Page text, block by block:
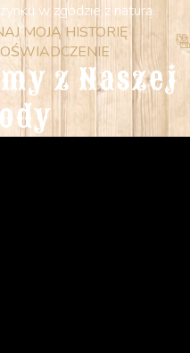
w zgodzie z naturą.
MOJĄ HISTORIĘ I
z Naszej